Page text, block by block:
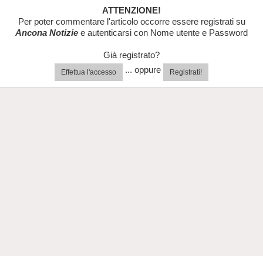
ATTENZIONE!
Per poter commentare l'articolo occorre essere registrati su
Ancona Notizie e autenticarsi con Nome utente e Password
Già registrato?
Effettua l'accesso ... oppure Registrati!